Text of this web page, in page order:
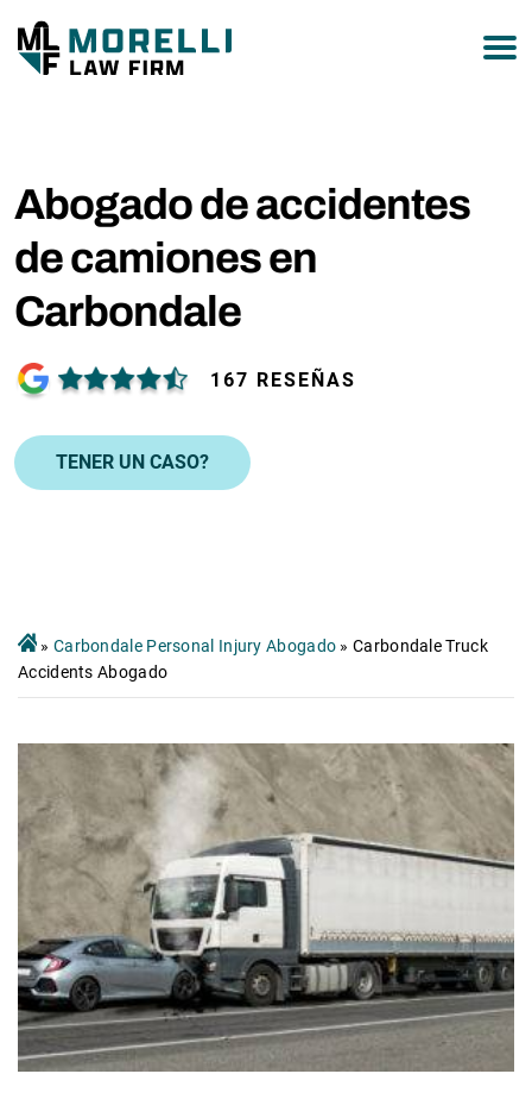
Abogado de accidentes
de camiones en
Carbondale
167 RESEÑAS
TENER UN CASO?
» Carbondale Personal Injury Abogado »Carbondale Truck
Accidents Abogado